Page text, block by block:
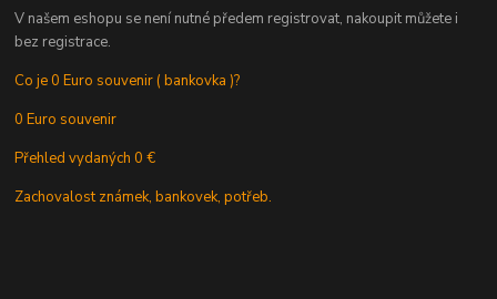
V našem eshopu se není nutné předem registrovat, nakoupit můžete i
bez registrace.
Co je 0 Euro souvenir ( bankovka )?
0 Euro souvenir
Přehled vydaných 0 €
Zachovalost známek, bankovek, potřeb.